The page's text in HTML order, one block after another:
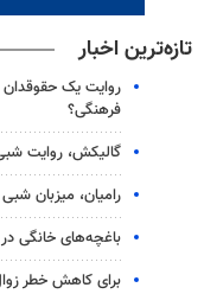
تازه‌ترین اخبار
روایت یک حقوقدان
فرهنگی؟
گالیکش، روایت
رامیان، میزبان
باغچه‌های خانگی
برای کاهش خطر